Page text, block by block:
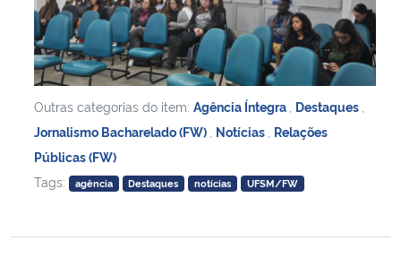
Outras categorias do item: Agência Íntegra Destaques
Jornalismo Bacharelado (FW) Notícias Relações
Públicas (FW)
Tags:
agência Destaques notícias UFSM/FW